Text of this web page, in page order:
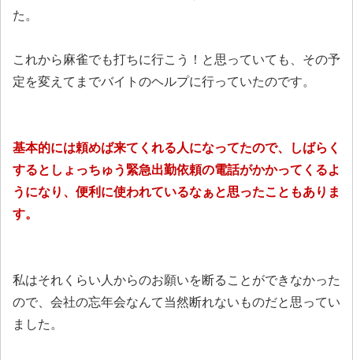
た。
これから麻雀でも打ちに行こう！と思っていても、その予
定を変えてまでバイトのヘルプに行っていたのです。
基本的には頼めば来てくれる人になってたので、しばらく
するとしょっちゅう緊急出勤依頼の電話がかかってくるよ
うになり、便利に使われているなぁと思ったこともありま
す。
私はそれくらい人からのお願いを断ることができなかった
ので、会社の忘年会なんて当然断れないものだと思ってい
ました。